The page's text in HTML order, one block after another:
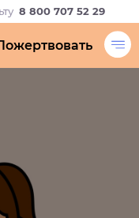
8 800 707 52 29